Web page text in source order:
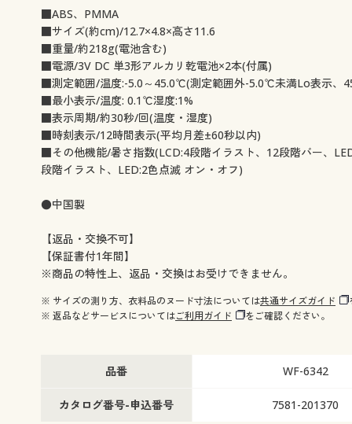
■ABS、PMMA
■サイズ(約cm)/12.7×4.8×高さ11.6
■重量/約218g(電池含む)
■電源/3V DC 単3形アルカリ乾電池×2本(付属)
■測定範囲/温度:-5.0～45.0℃(測定範囲外-5.0℃未満Lo表示、
■最小表示/温度: 0.1℃湿度:1%
■表示周期/約30秒/回(温度・湿度)
■時刻表示/12時間表示(平均月差±60秒以内)
■その他機能/暑さ指数(LCD:4段階イラスト、12段階バー、
段階イラスト、LED:2色点滅 オン・オフ)
●中国製
【返品・交換不可】
【保証書付1年間】
※商品の特性上、返品・交換はお受けできません。
※ サイズの測り方、衣料品のヌード寸法については共通サイズガイド
※ 返品などサービスについてはご利用ガイド をご確認ください。
品番 WF-6342
カタログ番号-申込番号 7581-201370